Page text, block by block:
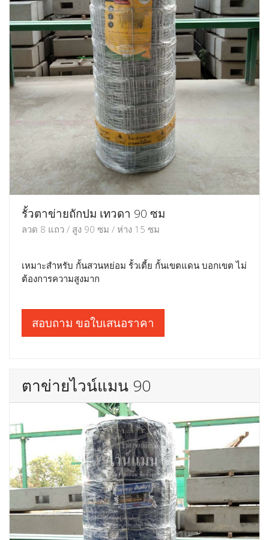
รั้วตาข่ายถักปม เทวดา 90 ซม
ลวด 8 แถว / สูง 90 ซม / ห่าง 15 ซม
เหมาะสำหรับ กั้นสวนหย่อม รั้วเตี้ย กั้นเขตแดน บอกเขต ไม่
ต้องการความสูงมาก
สอบถาม ขอใบเสนอราคา
ตาข่ายไวน์แมน 90